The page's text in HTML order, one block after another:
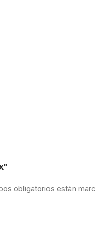
obligatorios están